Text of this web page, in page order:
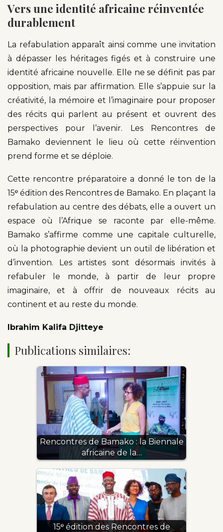
Vers une identité africaine réinventée
durablement
La refabulation apparaît ainsi comme une invitation
à dépasser les héritages figés et à construire une
identité africaine nouvelle. Elle ne se définit pas par
opposition, mais par affirmation. Elle s’appuie sur la
créativité, la mémoire et l’imaginaire pour proposer
des récits qui parlent au présent et ouvrent des
perspectives pour l’avenir. Les Rencontres de
Bamako deviennent le lieu où cette réinvention
prend forme et se déploie.
Cette rencontre préparatoire a donné le ton de la
15ᵉ édition des Rencontres de Bamako. En plaçant la
refabulation au centre des débats, elle a ouvert un
espace où l’Afrique se raconte par elle-même.
Bamako s’affirme comme une capitale culturelle,
où la photographie devient un outil de libération et
d’invention. Les artistes sont désormais invités à
refabuler le monde, à partir de leur propre
imaginaire, et à offrir de nouveaux récits au
continent et au reste du monde.
Ibrahim Kalifa Djitteye
Publications similaires:
Rencontres de Bamako : la Biennale
africaine de la…
15ᵉ édition des Rencontres de